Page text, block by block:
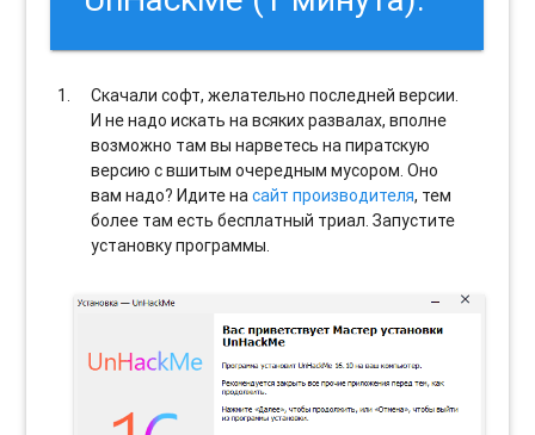
Скачали софт, желательно последней версии.
И не надо искать на всяких развалах, вполне
возможно там вы нарветесь на пиратскую
версию с вшитым очередным мусором. Оно
вам надо? Идите насайт производителя, тем
более там есть бесплатный триал. Запустите
установку программы.